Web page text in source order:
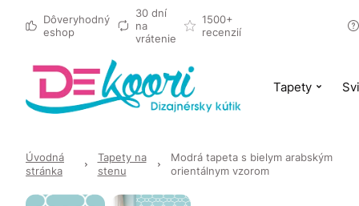
Dôveryhodný
eshop
30 dní
na
vrátenie
1500+
recenzií
Tapety
Úvodná
stránka
Tapety na
stenu
Modrá tapeta s bielym arabským
orientálnym vzorom